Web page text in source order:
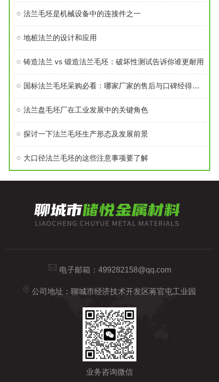
法兰毛坯是机械设备中的连接件之一
地桩法兰的设计和应用
铸造法兰 vs 锻造法兰毛坯：破坏性测试告诉你谁更耐用
国标法兰毛坯采购必看：哪家厂家的售后与口碑经得起考验？
法兰盘毛坯厂在工业发展中的关键角色
探讨一下法兰毛坯生产形态及发展前景
大口径法兰毛坯的这些注意事项要了解
电子邮箱： 499282158@qq.com
公司地址：聊城市经济技术开发区蒋官屯工业园
业务咨询微信